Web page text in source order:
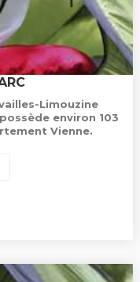
Limouzine
environ 103
Vienne.